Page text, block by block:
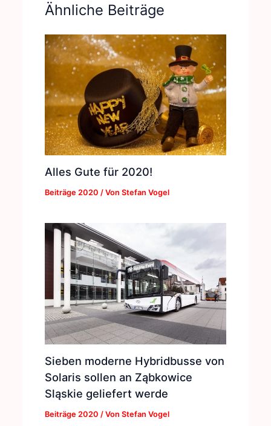
Ähnliche Beiträge
Alles Gute für 2020!
Beiträge 2020 / Von Stefan Vogel
Sieben moderne Hybridbusse von
Solaris sollen an Ząbkowice
Sląskie geliefert werde
Beiträge 2020 / Von Stefan Vogel